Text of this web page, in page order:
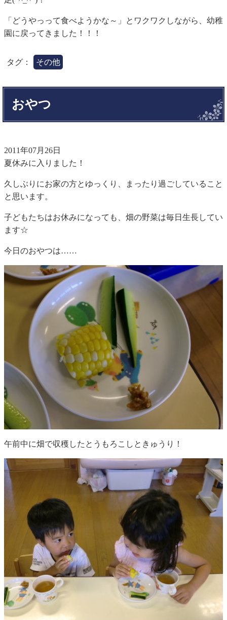
「どうやっって食べようかな～」とワクワクしながら、幼稚
園に戻ってきました！！！
タグ： その他
おやつ
2011年07月26日
夏休みに入りました！
久しぶりにお家の方とゆっくり、まったり過ごしていること
と思います。
子どもたちはお休みになっても、畑の野菜は毎日生長してい
ます☆
今日のおやつは……
午前中に畑で収穫したとうもろこしときゅうり！